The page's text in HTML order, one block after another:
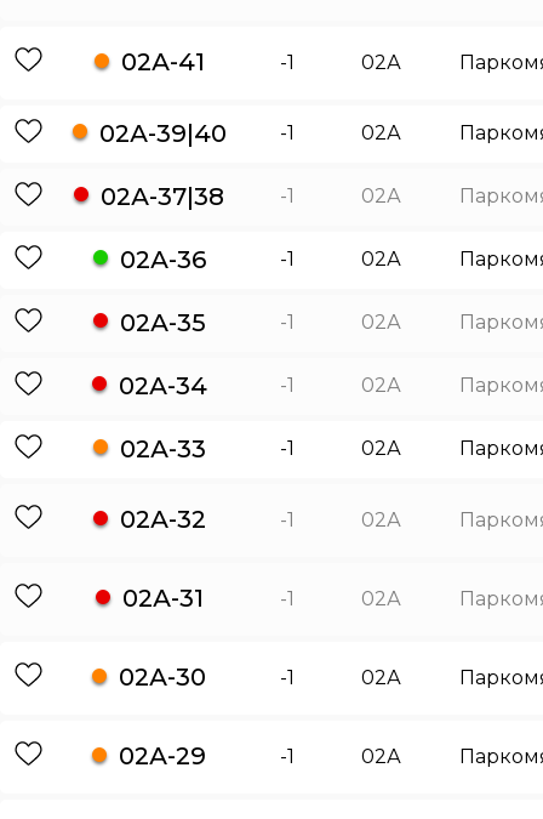
02А-41 -1 02А
02А-39|40 -1 02А
02А-37|38 -1 02А
02А-36 -1 02А
02А-35 -1 02А
02А-34 -1 02А
02А-33 -1 02А
02А-32 -1 02А
02А-31 -1 02А
02А-30 -1 02А
02А-29 -1 02А